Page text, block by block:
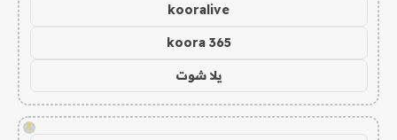
kooralive
koora 365
يلا شوت
!